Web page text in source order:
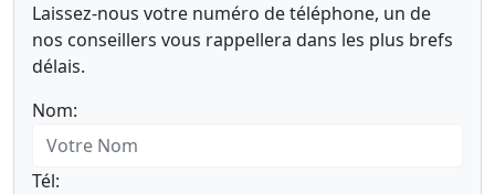
Laissez-nous votre numéro de téléphone, un de
nos conseillers vous rappellera dans les plus brefs
délais.
Nom:
Tél: